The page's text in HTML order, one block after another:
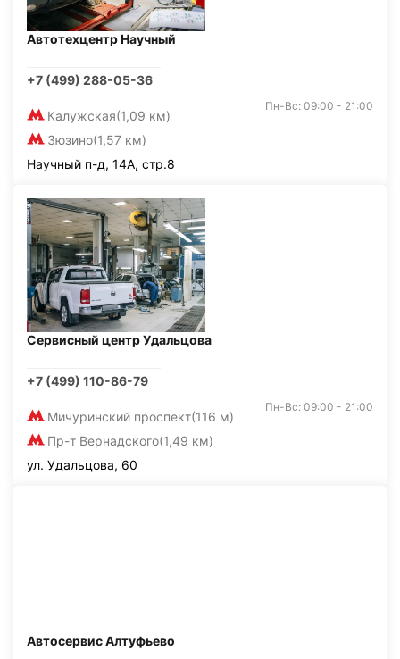
Автотехцентр Научный
+7 (499) 288-05-36
Калужская(1,09 км)
Зюзино(1,57 км)
Пн-Вс: 09:00 - 21:00
Научный п-д, 14А, стр.8
Сервисный центр Удальцова
+7 (499) 110-86-79
Мичуринский проспект(116 м)
Пр-т Вернадского(1,49 км)
Пн-Вс: 09:00 - 21:00
ул. Удальцова, 60
Автосервис Алтуфьево